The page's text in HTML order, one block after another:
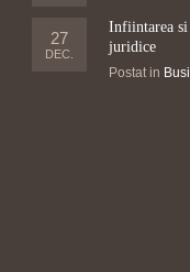
27
DEC.
Infiintarea si
juridice
Postat in